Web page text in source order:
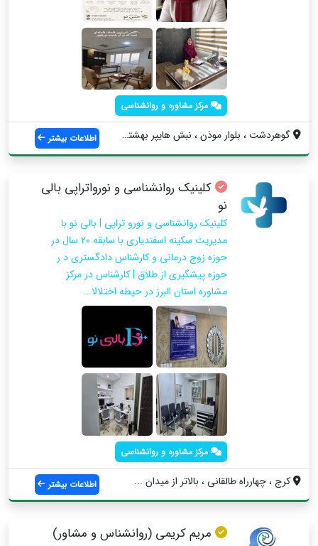
مرکز مشاوره و روانشناسی
گوهردشت ، بلوار موذن ، نبش هایپر بهشتی ،... اطلاعات بیشتر
کلینیک روانشناسی و نورواتراپی بالی
نو
کلینیک روانشناسی و نورو تراپی | بالی نو با
مدیریت سکینه اسفندیاری با سابقه ۲۰ سال در
حوزه زوج درمانی و کارشناس دادگستری د ر
حوزه پیشگیری از طلاق | کارشناس در مرکز
مشاوره استان البرز در حیطه اختلالا...
مرکز مشاوره و روانشناسی
کرج ، چهارراه طالقانی ، بالاتر از میدان ... اطلاعات بیشتر
مریم کریمی (روانشناس و مشاور)